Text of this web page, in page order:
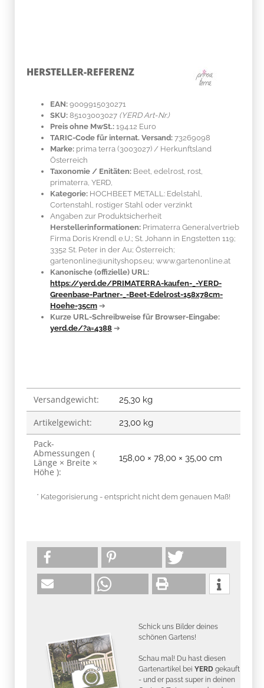
HERSTELLER-REFERENZ
EAN: 9009915030271
SKU: 85103003027 (YERD Art-Nr.)
Preis ohne MwSt.: 194.12 Euro
TARIC-Code für internat. Versand: 73269098
Marke: prima terra (3003027) / Herkunftsland
Österreich
Taxonomie / Enitäten: Beet, edelrost, rost,
primaterra, YERD,
Kategorie: HOCHBEET METALL: Edelstahl,
Cortenstahl, rostiger Stahl oder verzinkt
Angaben zur Produktsicherheit
Herstellerinformationen: Primaterra Generalvertrieb
Firma Doris Krendl e.U.; St. Johann in Engstetten 119;
3352 St. Peter in der Au; Österreich;
gartenonline@unityshops.eu; www.gartenonline.at
Kanonische (offizielle) URL:
https://yerd.de/PRIMATERRA-kaufen-_-YERD-
Greenbase-Partner-_-Beet-Edelrost-158x78cm-
Hoehe-35cm ➔
Kurze URL-Schreibweise für Browser-Eingabe:
yerd.de/?a=4388 ➔
Produkteigenschaft
Wert
Versandgewicht: 25,30 kg
Artikelgewicht: 23,00 kg
Pack-
Abmessungen (
Länge × Breite ×
Höhe ):
158,00 × 78,00 × 35,00 cm
* Kategorisierung - entspricht nicht dem genauen Maß!
Schick uns Bilder deines
schönen Gartens!
Schau mal! Du hast diesen
Gartenartikel bei YERD gekauft
- und er passt super in deinen